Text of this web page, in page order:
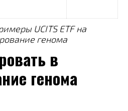
UCITS ETF на
генома
в
генома